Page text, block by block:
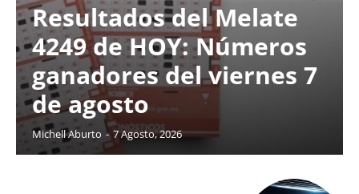
Resultados del Melate
4249 de HOY: Números
ganadores del viernes 7
de agosto
Michell Aburto - 7 Agosto, 2026